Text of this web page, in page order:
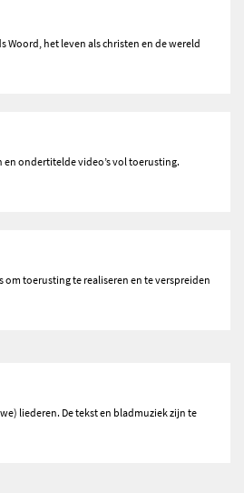
Woord, het leven als christen en de wereld
en ondertitelde video’s vol toerusting.
om toerusting te realiseren en te verspreiden
liederen. De tekst en bladmuziek zijn te